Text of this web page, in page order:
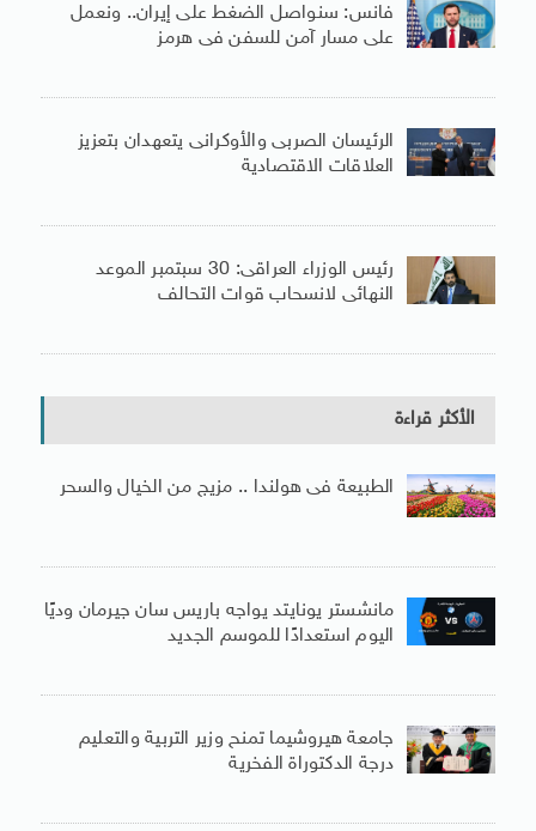
فانس: سنواصل الضغط على إيران.. ونعمل
على مسار آمن للسفن فى هرمز
الرئيسان الصربى والأوكرانى يتعهدان بتعزيز
العلاقات الاقتصادية
رئيس الوزراء العراقى: 30 سبتمبر الموعد
النهائى لانسحاب قوات التحالف
الأكثر قراءة
الطبيعة فى هولندا .. مزيج من الخيال والسحر
مانشستر يونايتد يواجه باريس سان جيرمان وديًا
اليوم استعدادًا للموسم الجديد
جامعة هيروشيما تمنح وزير التربية والتعليم
درجة الدكتوراة الفخرية